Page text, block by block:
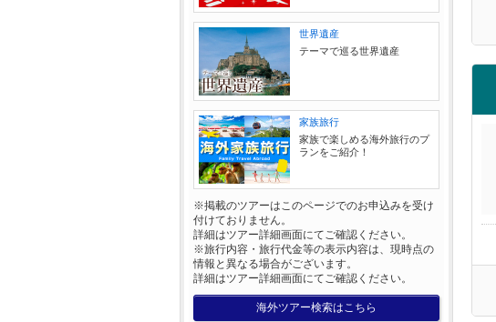
世界遺産
テーマで巡る世界遺産
家族旅行
家族で楽しめる海外旅行のプ
ランをご紹介！
※掲載のツアーはこのページでのお申込みを受け
付けておりません。
詳細はツアー詳細画面にてご確認ください。
※旅行内容・旅行代金等の表示内容は、現時点の
情報と異なる場合がございます。
詳細はツアー詳細画面にてご確認ください。
海外ツアー検索はこちら